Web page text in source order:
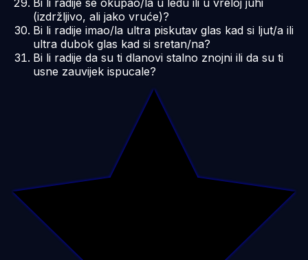
(izdržljivo, ali jako vruće)?
Bi li radije imao/la ultra piskutav glas kad si ljut/a ili
ultra dubok glas kad si sretan/na?
Bi li radije da su ti dlanovi stalno znojni ili da su ti
usne zauvijek ispucale?